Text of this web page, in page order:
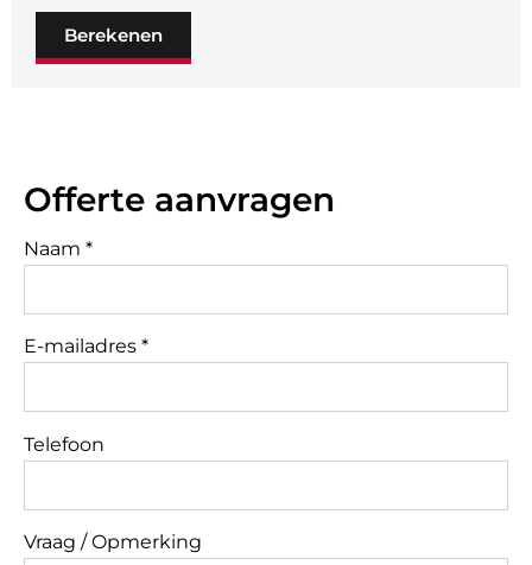
Offerte aanvragen
Naam *
E-mailadres *
Telefoon
Vraag / Opmerking
Berekenen